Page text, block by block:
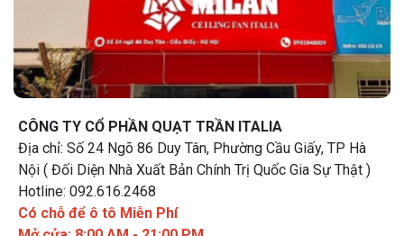
CÔNG TY CỔ PHẦN QUẠT TRẦN ITALIA
Địa chỉ: Số 24 Ngõ 86 Duy Tân, Phường Cầu Giấy, TP Hà
Nội ( Đối Diện Nhà Xuất Bản Chính Trị Quốc Gia Sự Thật )
Hotline: 092.616.2468
Có chỗ để ô tô Miễn Phí